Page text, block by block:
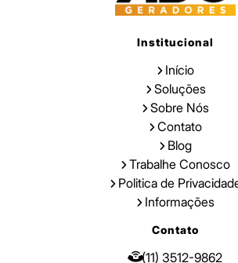
Institucional
Início
Soluções
Sobre Nós
Contato
Blog
Trabalhe Conosco
Politica de
Informações
Contato
(11) 3512-9862